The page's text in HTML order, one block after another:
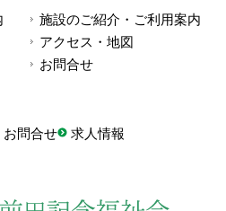
施設のご紹介・ご利用案内
アクセス・地図
お問合せ
お問合せ
求人情報